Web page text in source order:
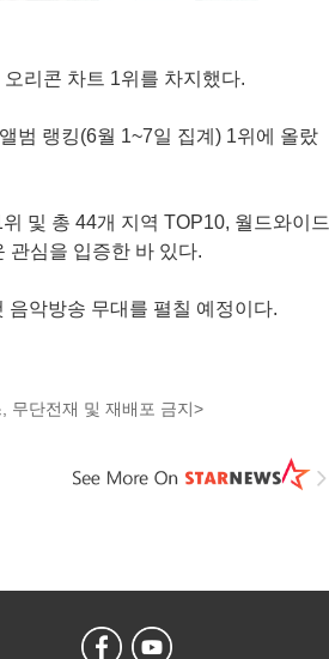
리콘 차트 1위를 차지했다.
범 랭킹(6월 1~7일 집계) 1위에 올랐
및 총 44개 지역 TOP10, 월드와이드
관심을 입증한 바 있다.
악방송 무대를 펼칠 예정이다.
무단전재 및 재배포 금지>